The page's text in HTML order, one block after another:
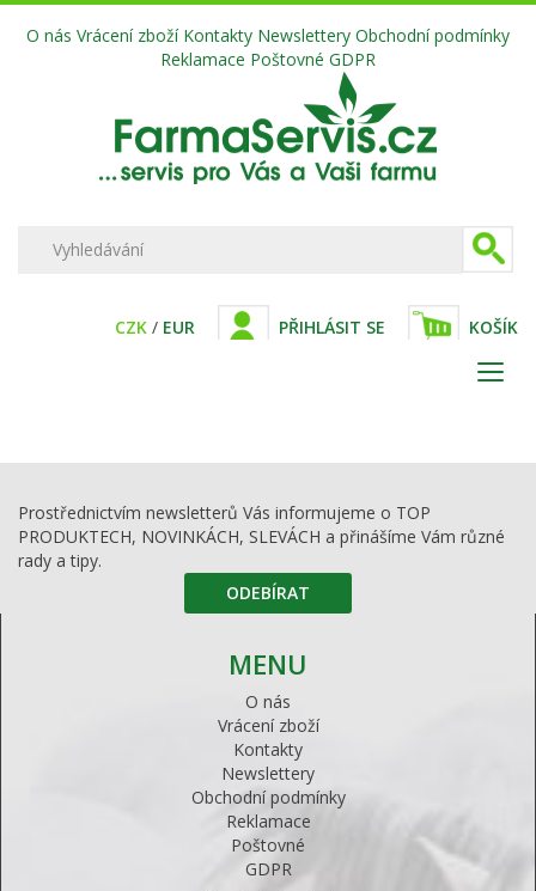
O nás Vrácení zboží Kontakty Newslettery Obchodní podmínky
Reklamace Poštovné GDPR
CZK / EUR PŘIHLÁSIT SE KOŠÍK
Prostřednictvím newsletterů Vás informujeme o TOP
PRODUKTECH, NOVINKÁCH, SLEVÁCH a přinášíme Vám různé
rady a tipy.
ODEBÍRAT
MENU
O nás
Vrácení zboží
Kontakty
Newslettery
Obchodní podmínky
Reklamace
Poštovné
GDPR